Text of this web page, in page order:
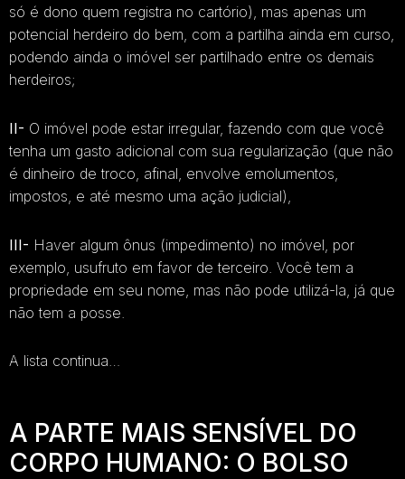
só é dono quem registra no cartório), mas apenas um
potencial herdeiro do bem, com a partilha ainda em curso,
podendo ainda o imóvel ser partilhado entre os demais
herdeiros;
II- O imóvel pode estar irregular, fazendo com que você
tenha um gasto adicional com sua regularização (que não
é dinheiro de troco, afinal, envolve emolumentos,
impostos, e até mesmo uma ação judicial),
III- Haver algum ônus (impedimento) no imóvel, por
exemplo, usufruto em favor de terceiro. Você tem a
propriedade em seu nome, mas não pode utilizá-la, já que
não tem a posse.
A lista continua…
A PARTE MAIS SENSÍVEL DO
CORPO HUMANO: O BOLSO